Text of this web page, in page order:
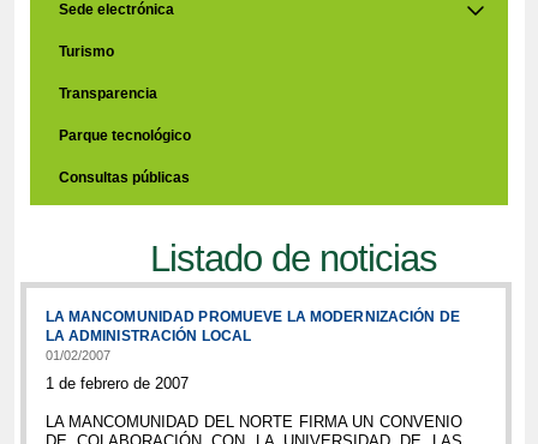
Sede electrónica
Turismo
Transparencia
Parque tecnológico
Consultas públicas
Listado de noticias
LA MANCOMUNIDAD PROMUEVE LA MODERNIZACIÓN DE
LA ADMINISTRACIÓN LOCAL
01/02/2007
1 de febrero de 2007
LA MANCOMUNIDAD DEL NORTE FIRMA UN CONVENIO